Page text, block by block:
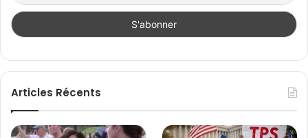
Articles Récents